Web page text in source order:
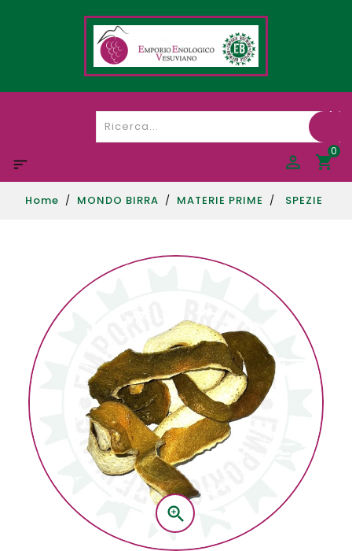
0

Home MONDO BIRRA MATERIE PRIME SPEZIE
